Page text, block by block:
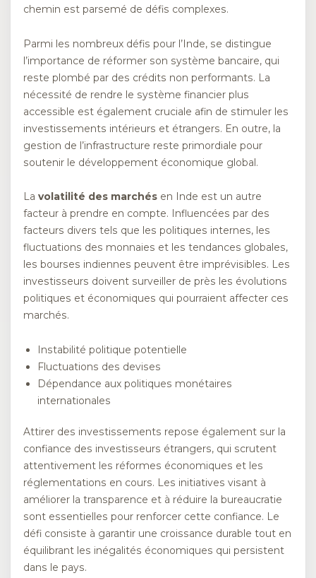
chemin est parsemé de défis complexes.
Parmi les nombreux défis pour l’Inde, se distingue
l’importance de réformer son système bancaire, qui
reste plombé par des crédits non performants. La
nécessité de rendre le système financier plus
accessible est également cruciale afin de stimuler les
investissements intérieurs et étrangers. En outre, la
gestion de l’infrastructure reste primordiale pour
soutenir le développement économique global.
La volatilité des marchés en Inde est un autre
facteur à prendre en compte. Influencées par des
facteurs divers tels que les politiques internes, les
fluctuations des monnaies et les tendances globales,
les bourses indiennes peuvent être imprévisibles. Les
investisseurs doivent surveiller de près les évolutions
politiques et économiques qui pourraient affecter ces
marchés.
Instabilité politique potentielle
Fluctuations des devises
Dépendance aux politiques monétaires
internationales
Attirer des investissements repose également sur la
confiance des investisseurs étrangers, qui scrutent
attentivement les réformes économiques et les
réglementations en cours. Les initiatives visant à
améliorer la transparence et à réduire la bureaucratie
sont essentielles pour renforcer cette confiance. Le
défi consiste à garantir une croissance durable tout en
équilibrant les inégalités économiques qui persistent
dans le pays.